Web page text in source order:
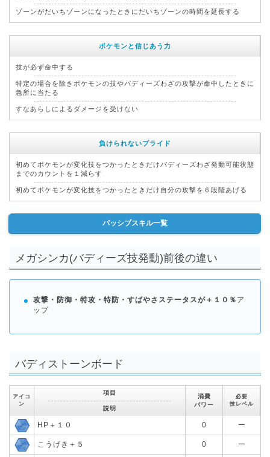
ゾーンがだいちゾーンになったときにだいちゾーンの時間を延長する
ポケモンと信じあう力
技が必ず命中する
特定の場合を除きポケモンの技やバディーズわざの攻撃が命中したときに
急所に当たる
すなあらしによるダメージを受けない
負けられないプライド
初めてポケモンが変化技をつかったときだけバディーズわざ発動可能状態
までのカウントを１減らす
初めてポケモンが変化技をつかったときだけ自分の攻撃を６段階あげる
パッシブスキル一覧
メガシンカ(バディーズ技発動)前後の違い
攻撃・防御・特攻・特防・すばやさステータスが＋１０％ ア
ップ
バディストーンボード
アイコ
ン
項目
説明
消費
パワー
必要
技レベル
HP＋１０ 0 ー
こうげき＋５ 0 ー